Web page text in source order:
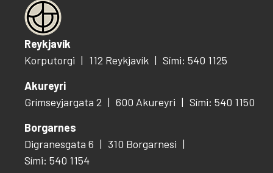
Reykjavík
Korputorgi
112 Reykjavík
Sími: 540 1125
Akureyri
Grímseyjargata 2
600 Akureyri
Sími: 540 1150
Borgarnes
Digranesgata 6
310 Borgarnesi
Sími: 540 1154